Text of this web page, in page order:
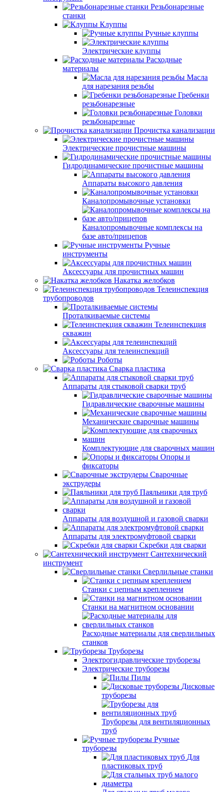
Резьбонарезные
станки
Клуппы
Ручные клуппы
Электрические клуппы
Расходные
материалы
Масла
для нарезания резьбы
Гребенки
резьбонарезные
Головки
резьбонарезные
Прочистка канализации
Электрические прочистные машины
Гидродинамические прочистные машины
Аппараты высокого давления
Каналопромывочные установки
Каналопромывочные комплексы на
базе авто/прицепов
Ручные
инструменты
Аксессуары для прочистных машин
Накатка желобков
Телеинспекция
трубопроводов
Проталкиваемые системы
Телеинспекция
скважин
Аксессуары для телеинспекций
Роботы
Сварка пластика
Аппараты для стыковой сварки труб
Гидравлические сварочные машины
Механические сварочные машины
Комплектующие для сварочных машин
Опоры и
фиксаторы
Сварочные
экструдеры
Паяльники для труб
Аппараты для воздушной и газовой сварки
Аппараты для электромуфтовой сварки
Скребки для сварки
Сантехнический
инструмент
Сверлильные станки
Станки с цепным креплением
Станки на магнитном основании
Расходные материалы для сверлильных
станков
Труборезы
Электрогидравлические труборезы
Электрические труборезы
Пилы
Дисковые
труборезы
Труборезы для вентиляционных
труб
Ручные
труборезы
Для
пластиковых труб